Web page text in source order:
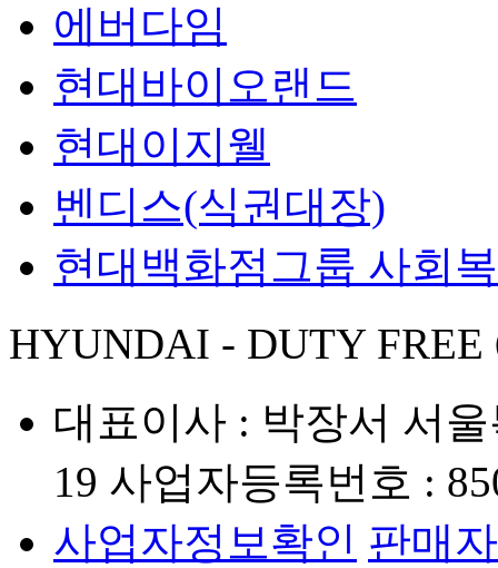
에버다임
현대바이오랜드
현대이지웰
벤디스(식권대장)
현대백화점그룹 사회
HYUNDAI - DUTY FREE
대표이사 : 박장서 서
19 사업자등록번호 :
사업자정보확인 판매